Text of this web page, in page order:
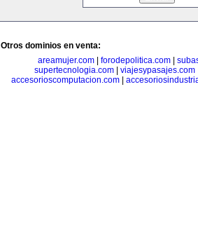
Otros dominios en venta:
areamujer.com
forodepolitica.com
supertecnologia.com| viajesypasajes.com
accesorioscomputacion.com